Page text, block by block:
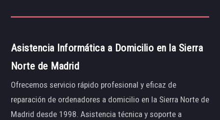
Asistencia Informática a Domicilio en la Sierra
Norte de Madrid
Ofrecemos servicio rápido profesional y eficaz de
reparación de ordenadores a domicilio en la Sierra Norte de
Madrid desde 1998. Asistencia técnica y soporte a